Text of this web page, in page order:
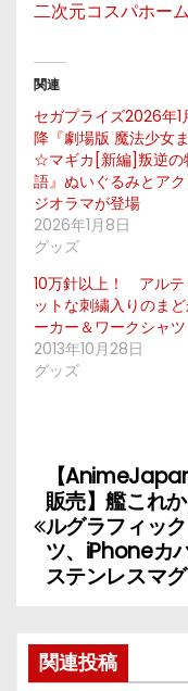
二次元コスパホー
関連
セガプライズ2026年1
降『劇場版 魔法少女
☆マギカ[新編]叛逆の
語』ぬいぐるみとア
ジオラマが登場
2026年1月8日
グッズ
10万針以上！ アルテ
ットな刺繍入りのま
ーカー＆ワークシャツ
2013年10月28日
グッズ
投
稿
ナ
ゲ
【
販売】艦これ
ルグラフィッ
ツ、iPhoneカ
ステンレスマグ
関連投稿